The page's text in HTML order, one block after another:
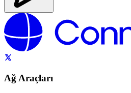
Ağ Araçları